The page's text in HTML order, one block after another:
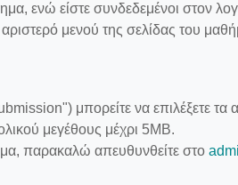
ενώ είστε συνδεδεμένοι στον
μενού της σελίδας του
μπορείτε να επιλέξετε
μεγέθους μέχρι 5ΜΒ.
παρακαλώ απευθυνθείτε στο